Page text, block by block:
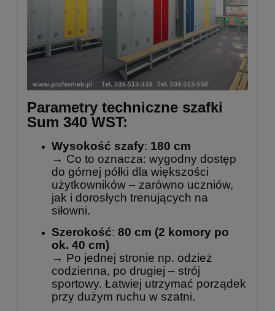
Parametry techniczne szafki
Sum 340 WST:
Wysokość szafy: 180 cm
→ Co to oznacza: wygodny dostęp
do górnej półki dla większości
użytkowników – zarówno uczniów,
jak i dorosłych trenujących na
siłowni.
Szerokość: 80 cm (2 komory po
ok. 40 cm)
→ Po jednej stronie np. odzież
codzienna, po drugiej – strój
sportowy. Łatwiej utrzymać porządek
przy dużym ruchu w szatni.